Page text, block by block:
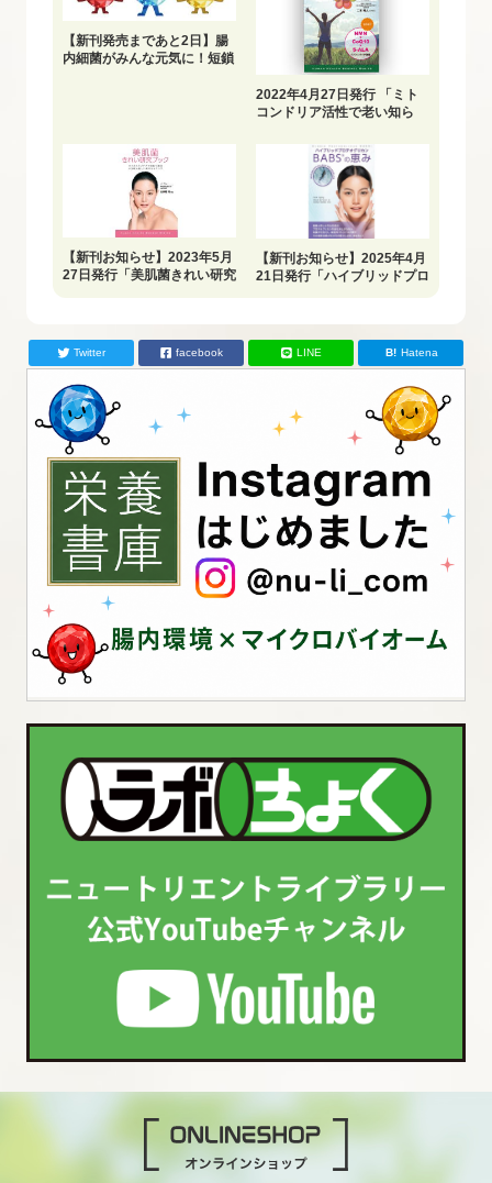
【新刊発売まであと2日】腸
内細菌がみんな元気に！短鎖
2022年4月27日発行 「ミト
コンドリア活性で老い知ら
【新刊お知らせ】2023年5月
27日発行「美肌菌きれい研究
【新刊お知らせ】2025年4月
21日発行「ハイブリッドプロ
Twitter facebook LINE Hatena